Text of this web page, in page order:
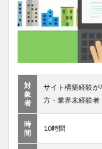
デザイ
ン入門
デザ
イナ
ーの
を未
対
象
者
サイト構築経験
方・業界未経験者
時
間
10時間